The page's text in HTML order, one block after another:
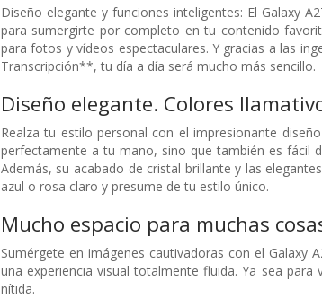
Diseño elegante y funciones inteligentes: El Galaxy
para sumergirte por completo en tu contenido
para fotos y vídeos espectaculares. Y gracias a las
Transcripción**, tu día a día será mucho más sencillo.
Diseño elegante. Colores
Realza tu estilo personal con el impresionante
perfectamente a tu mano, sino que también es fácil
Además, su acabado de cristal brillante y las
azul o rosa claro y presume de tu estilo único.
Mucho espacio para muchas
Sumérgete en imágenes cautivadoras con el Galaxy
una experiencia visual totalmente fluida. Ya sea
nítida.